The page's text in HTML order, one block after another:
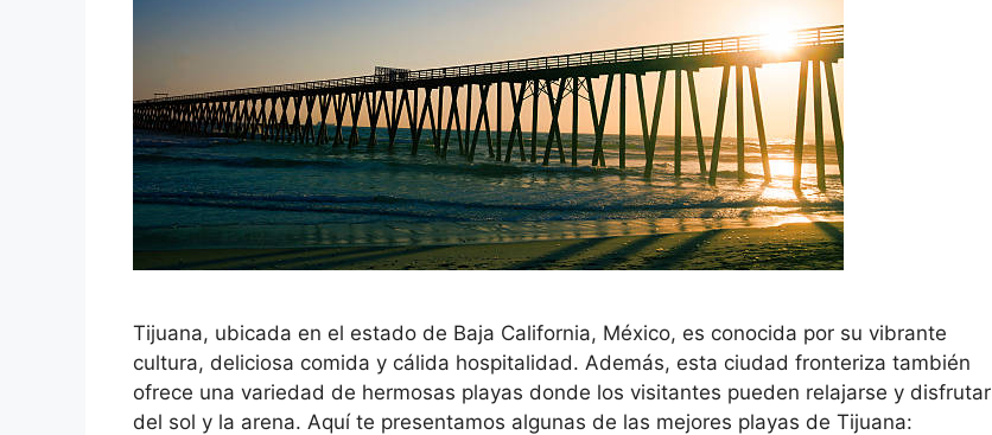
Tijuana, ubicada en el estado de Baja California, México, es conocida por su vibrante
cultura, deliciosa comida y cálida hospitalidad. Además, esta ciudad fronteriza también
ofrece una variedad de hermosas playas donde los visitantes pueden relajarse y disfrutar
del sol y la arena. Aquí te presentamos algunas de las mejores playas de Tijuana: